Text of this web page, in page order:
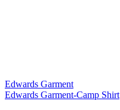
Edwards Garment
Edwards Garment-Camp Shirt